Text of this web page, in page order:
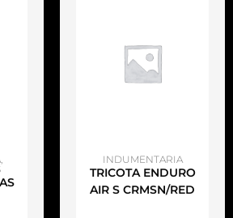
,
AÑADIR AL CARRITO
INDUMENTARIA
TRICOTA ENDURO
AIR S CRMSN/RED